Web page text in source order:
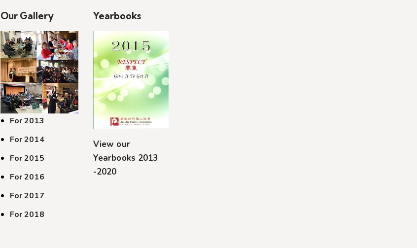
Our Gallery
For 2013
For 2014
For 2015
For 2016
For 2017
For 2018
Yearbooks
View our
Yearbooks 2013
-2020